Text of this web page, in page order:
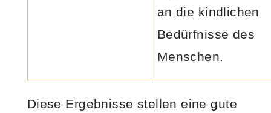
an die kindlichen
Bedürfnisse des
Menschen.
Diese Ergebnisse stellen eine gute